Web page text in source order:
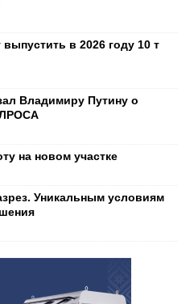
в 2026 году 10 т
Владимиру Путину о
на новом участке
Уникальным условиям